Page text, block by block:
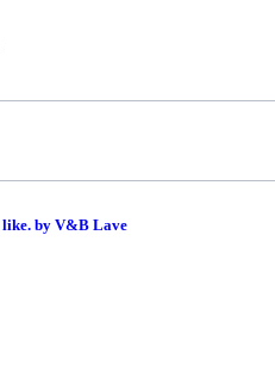
like. by V&B Lave